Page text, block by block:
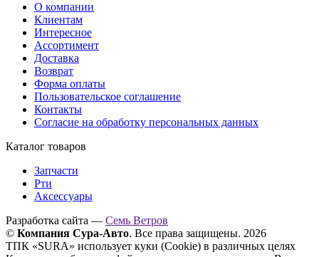
О компании
Клиентам
Интересное
Ассортимент
Доставка
Возврат
Форма оплаты
Пользовательское соглашение
Контакты
Согласие на обработку персональных данных
Каталог товаров
Запчасти
Рти
Аксессуары
Разработка сайта — Семь Ветров
© Компания Сура-Авто. Все права защищены. 2026
ТПК «SURA» использует куки (Cookie) в различных целях